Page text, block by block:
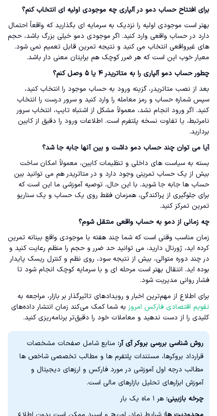
برای افتتاح حساب دمو در آلپاری چه موجودی اولیه ای انتخاب کنم؟
بهتر است موجودی اولیه را نزدیک به سرمایه ای بگذارید که واقعاً احتمال
دارد در حساب واقعی وارد کنید. اگر موجودی دمو خیلی بزرگ باشد، حجم
های غیرواقعی انتخاب می کنید و نتیجه تمرین قابل تعمیم نمی شود.
معیار خوب این است که هر ضرر کوچک هم برایتان معنی دار باشد.
چطور حساب دمو آلپاری را به متاتریدر ۴ یا ۵ وصل کنم؟
بعد از نصب متاتریدر، گزینه ورود به حساب موجود را انتخاب کنید،
سپس شماره حساب و رمز معامله را وارد کنید و سرور درست را انتخاب
کنید. اگر ورود انجام نشد، معمولاً مشکل از اشتباه تایپ، انتخاب سرور
نامرتبط، یا تفاوت نسخه پلتفرم است. اطلاعات ورود را دقیق از کابین
بردارید.
آیا می توان چند حساب دمو داشت و بین آنها جابه جا شد؟
بسته به سیاست های داخلی و تنظیمات کابین، معمولاً امکان ساخت
بیش از یک حساب تمرینی وجود دارد و در متاتریدر هم می توانید بین
حساب ها جابه جا شوید. با این حال، توصیه آموزشی ما این است که
برای جلوگیری از پراکندگی، همزمان فقط روی یک حساب و یک سناریو
تمرین تمرکز کنید.
چه زمانی از دمو به حساب واقعی منتقل شوم؟
زمان مناسب وقتی است که شما چند هفته با موجودی واقع بینانه تمرین
کرده اید، ژورنال دارید، می توانید حد ضرر و حجم را منظم رعایت کنید و
در چند دوره متوالی، بیش از نتیجه سود، روی نظم و کنترل ریسک پایدار
بوده اید. انتقال بهتر است مرحله ای و با سرمایه کوچک انجام شود تا
فشار روانی مدیریت شود.
برای اطلاع از مهم‌ترین اخبار و رویدادهای تاثیرگذار بر بازار، مراجعه به
تقویم اقتصادی فارکس امروز به شما کمک می‌کند زمان انتشار داده‌های
کلیدی را از دست ندهید و معاملات خود را دقیق‌تر برنامه‌ریزی کنید.
روش شناسی بررسی بروکر آی آر: منابع شامل صفحات مشخصات
قرارداد بروکرها، مستندات پلتفرم ها و مطالب تخصصی شاخص ها
مطالب درجه اول آموزشی در مورد فارکس و ارزهای دیجیتال و
آموزش ابزارهای تحلیل بازارهای مالی است.
چرخه بازبینی: هر ۱ ماه یک بار